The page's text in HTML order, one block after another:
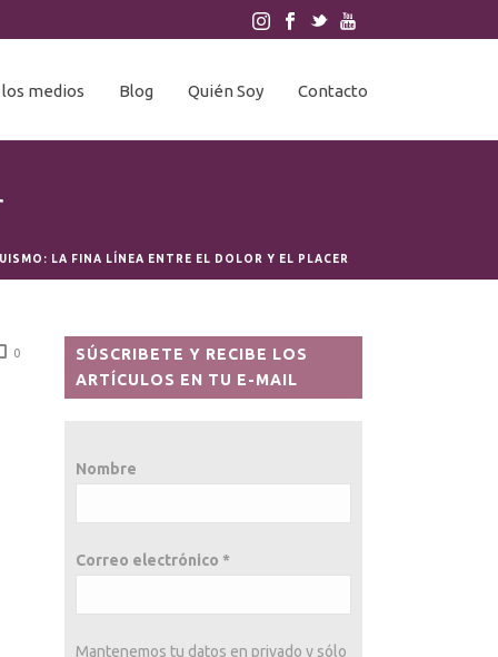
los medios Blog Quién Soy Contacto
LA FINA LÍNEA ENTRE EL DOLOR Y EL PLACER
0
SÚSCRIBETE Y RECIBE LOS
ARTÍCULOS EN TU E-MAIL
Nombre
Correo electrónico *
Mantenemos tu datos en privado y sólo